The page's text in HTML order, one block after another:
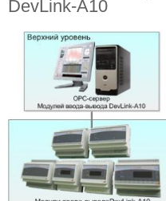
DevLink-A10